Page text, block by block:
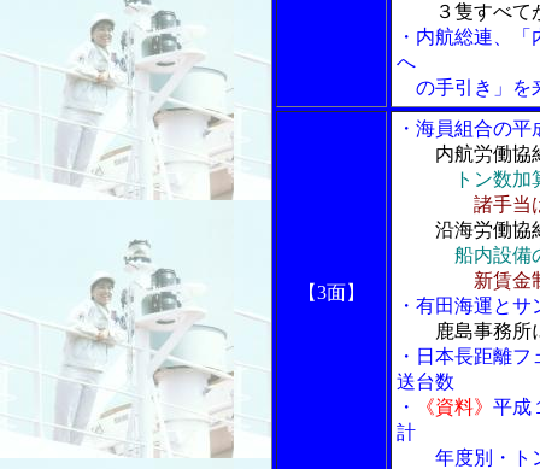
３隻すべて
・内航総連、
へ
の手引き」を
【3面】
・海員組合の
内航労働協
トン数
諸手当
沿海労働協
船内設備
新賃金
・有田海運と
鹿島事務所
・日本長距離
送台数
・
《資料》 平成
計
年度別・ト